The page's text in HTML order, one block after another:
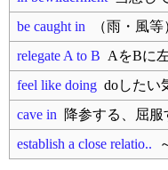
be caught in （雨・風等
relegate A to B AをBに
feel like doing doしたい
cave in 降参する、屈服
establish a close relatio..